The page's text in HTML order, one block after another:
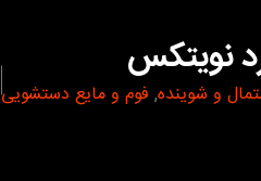
نویتکس
و شوینده, فوم و مایع دستشویی